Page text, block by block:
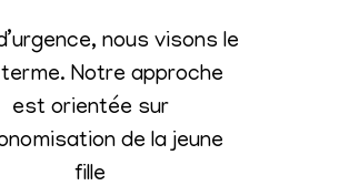
nous visons le
Notre approche
est orientée sur
de la jeune
fille